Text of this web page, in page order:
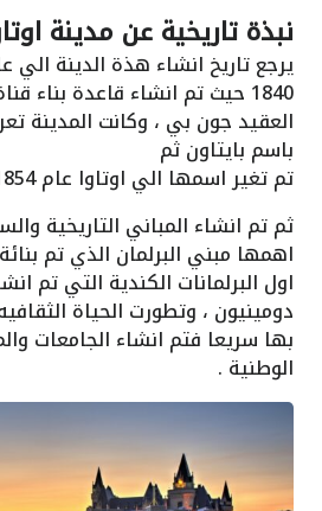
نبذة تاريخية عن مدينة
1840 حيث تم انشاء قاعدة بناء قناة ريدو علي يد
العقيد جون بي ، وكانت المدينة
باسم بايتاون ثم
تم تغير اسمها الي اوتاوا عام 1854 .
ثم تم انشاء المباني التاريخية
اهمها مبني البرلمان الذي تم بنائة عام 1865
اول البرلمانات الكندية التي تم
دومينيون ، وتطورت الحياة
بها سريعا فتم انشاء الجامعات
الوطنية .